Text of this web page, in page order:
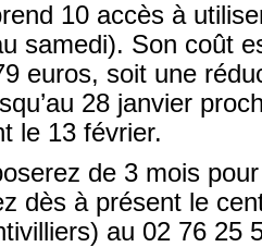
10 accès à
samedi). Son coût
euros, soit une
28 janvier
le 13 février.
de 3 mois
dès à présent le
au 02 76 25